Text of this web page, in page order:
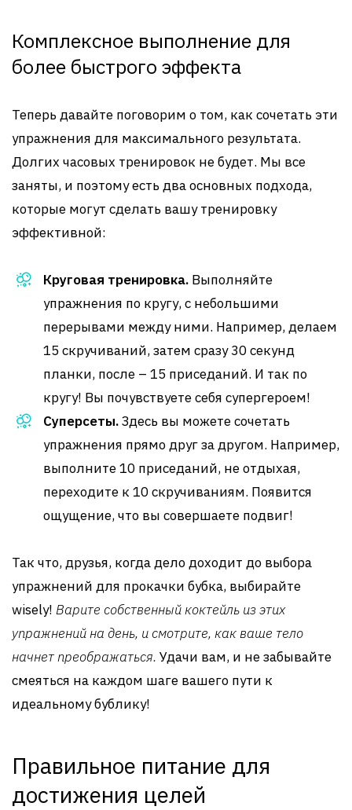
Комплексное выполнение для
более быстрого эффекта
Теперь давайте поговорим о том, как сочетать эти
упражнения для максимального результата.
Долгих часовых тренировок не будет. Мы все
заняты, и поэтому есть два основных подхода,
которые могут сделать вашу тренировку
эффективной:
Круговая тренировка. Выполняйте
упражнения по кругу, с небольшими
перерывами между ними. Например, делаем
15 скручиваний, затем сразу 30 секунд
планки, после – 15 приседаний. И так по
кругу! Вы почувствуете себя супергероем!
Суперсеты.Здесь вы можете сочетать
упражнения прямо друг за другом. Например,
выполните 10 приседаний, не отдыхая,
переходите к 10 скручиваниям. Появится
ощущение, что вы совершаете подвиг!
Так что, друзья, когда дело доходит до выбора
упражнений для прокачки бубка, выбирайте
wisely! Варите собственный коктейль из этих
упражнений на день, и смотрите, как ваше тело
начнет преображаться. Удачи вам, и не забывайте
смеяться на каждом шаге вашего пути к
идеальному бублику!
Правильное питание для
достижения целей